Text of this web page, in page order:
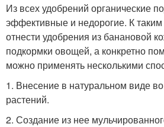
Из всех удобрений органические
эффективные и недорогие. К
отнести удобрения из банановой
подкормки овощей, а конкретно
можно применять несколькими
1. Внесение в натуральном виде
растений.
2. Создание из нее